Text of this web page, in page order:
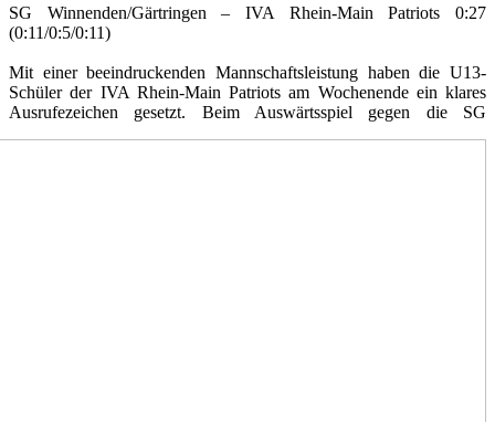
SG Winnenden/Gärtringen – IVA Rhein-Main Patriots 0:27
(0:11/0:5/0:11)
Mit einer beeindruckenden Mannschaftsleistung haben die U13-
Schüler der IVA Rhein-Main Patriots am Wochenende ein klares
Ausrufezeichen gesetzt. Beim Auswärtsspiel gegen die SG